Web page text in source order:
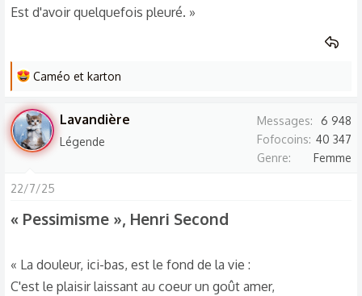
Est d'avoir quelquefois pleuré. »
L
s
r
é
c
i
n
s
Caméo et karton
Lavandière
Légende
Messages
6 948
Fofocoins 40 347
Genre
Femme
22/7/25
« Pessimisme », Henri Second
« La douleur, ici-bas, est le fond de la vie :
C'est le plaisir laissant au coeur un goût amer,